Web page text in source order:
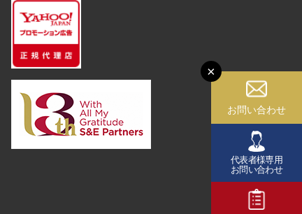
お問い合わせ
代表者様専用
お問い合わせ
×